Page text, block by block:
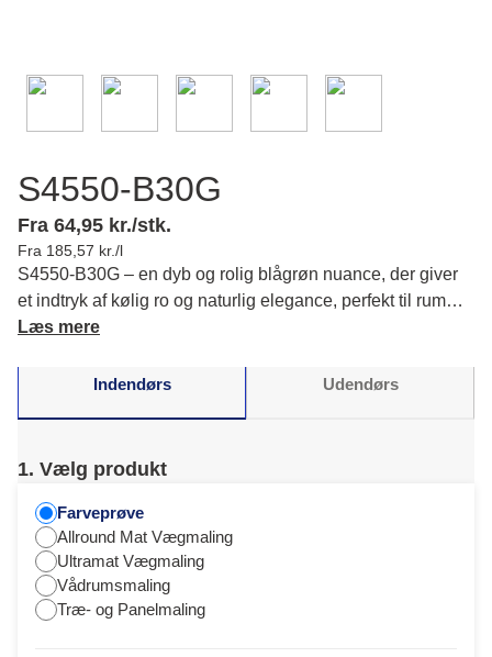
S4550-B30G
Fra 64,95 kr./stk.
Fra 185,57 kr./l
S4550-B30G – en dyb og rolig blågrøn nuance, der giver
et indtryk af kølig ro og naturlig elegance, perfekt til rum
hvor du ønsker et balanceret og harmonisk look. Læs mere
Læs mere
Indendørs Udendørs
1. Vælg produkt
Farveprøve
Allround Mat Vægmaling
Ultramat Vægmaling
Vådrumsmaling
Træ- og Panelmaling